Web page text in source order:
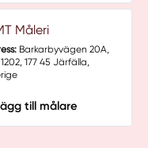
Måleri
Barkarbyvägen 20A,
177 45 Järfälla,
till målare